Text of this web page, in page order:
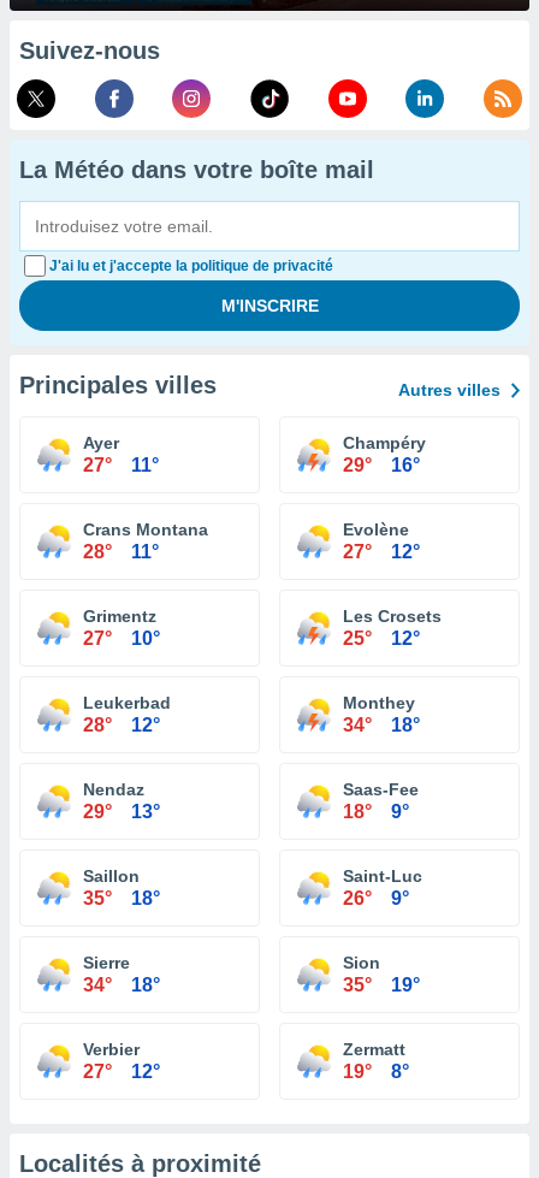
Suivez-nous
La Météo dans votre boîte mail
J'ai lu et j'accepte la politique de privacité
Principales villes Autres villes
Ayer
27° 11°
Champéry
29° 16°
Crans Montana
28° 11°
Evolène
27° 12°
Grimentz
27° 10°
Les Crosets
25° 12°
Leukerbad
28° 12°
Monthey
34° 18°
Nendaz
29° 13°
Saas-Fee
18° 9°
Saillon
35° 18°
Saint-Luc
26° 9°
Sierre
34° 18°
Sion
35° 19°
Verbier
27° 12°
Zermatt
19° 8°
Localités à proximité